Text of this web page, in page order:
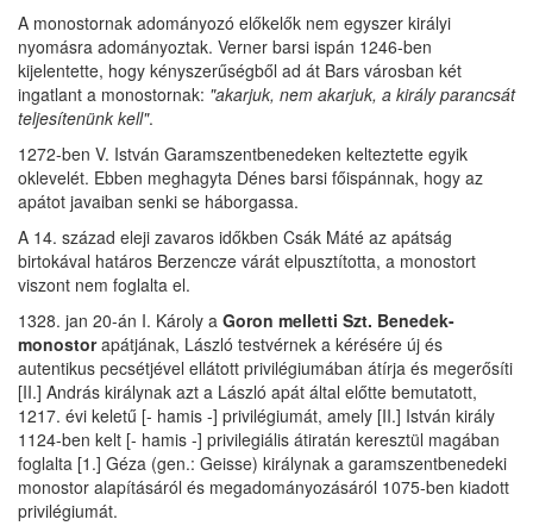
A monostornak adományozó előkelők nem egyszer királyi
nyomásra adományoztak. Verner barsi ispán 1246-ben
kijelentette, hogy kényszerűségből ad át Bars városban két
ingatlant a monostornak: "akarjuk, nem akarjuk, a király parancsát
teljesítenünk kell".
1272-ben V. István Garamszentbenedeken kelteztette egyik
oklevelét. Ebben meghagyta Dénes barsi főispánnak, hogy az
apátot javaiban senki se háborgassa.
A 14. század eleji zavaros időkben Csák Máté az apátság
birtokával határos Berzencze várát elpusztította, a monostort
viszont nem foglalta el.
1328. jan 20-án I. Károly a Goron melletti Szt. Benedek-
monostorapátjának, László testvérnek a kérésére új és
autentikus pecsétjével ellátott privilégiumában átírja és megerősíti
[II.] András királynak azt a László apát által előtte bemutatott,
1217. évi keletű [- hamis -] privilégiumát, amely [II.] István király
1124-ben kelt [- hamis -] privilegiális átiratán keresztül magában
foglalta [1.] Géza (gen.: Geisse) királynak a garamszentbenedeki
monostor alapításáról és megadományozásáról 1075-ben kiadott
privilégiumát.